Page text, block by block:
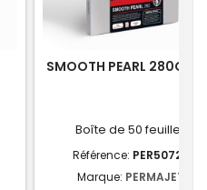
SMOOTH PEARL 280G -
Boîte de 50 feuilles
Référence: PER50724
Marque: PERMAJET